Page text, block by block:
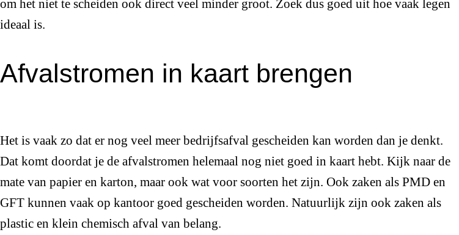
om het niet te scheiden ook direct veel minder groot. Zoek dus goed uit hoe vaak legen
ideaal is.
Afvalstromen in kaart brengen
Het is vaak zo dat er nog veel meer bedrijfsafval gescheiden kan worden dan je denkt.
Dat komt doordat je de afvalstromen helemaal nog niet goed in kaart hebt. Kijk naar de
mate van papier en karton, maar ook wat voor soorten het zijn. Ook zaken als PMD en
GFT kunnen vaak op kantoor goed gescheiden worden. Natuurlijk zijn ook zaken als
plastic en klein chemisch afval van belang.